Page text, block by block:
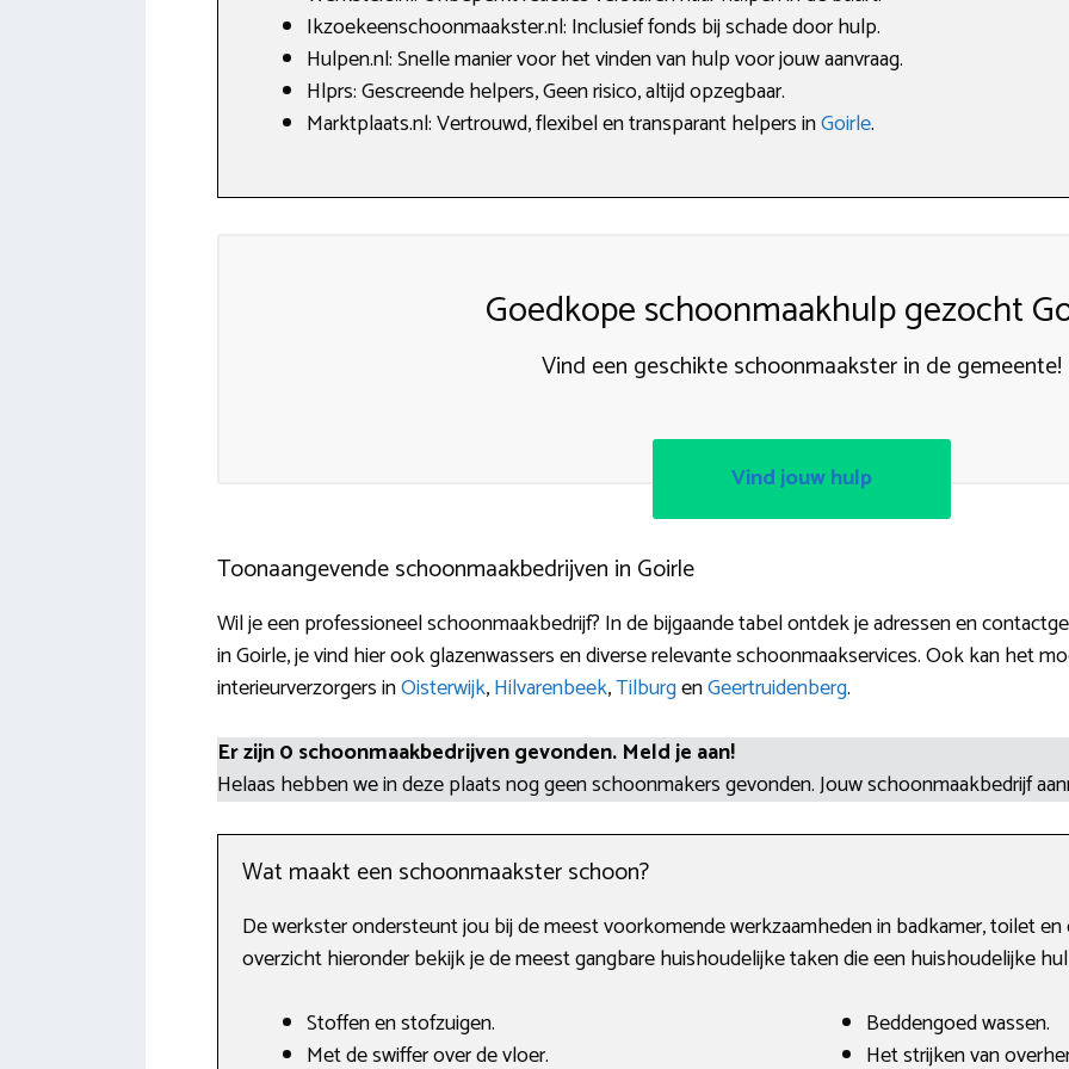
Ikzoekeenschoonmaakster.nl: Inclusief fonds bij schade door hulp.
Hulpen.nl: Snelle manier voor het vinden van hulp voor jouw aanvraag.
Hlprs: Gescreende helpers, Geen risico, altijd opzegbaar.
Marktplaats.nl: Vertrouwd, flexibel en transparant helpers inGoirle.
Goedkope schoonmaakhulp gezocht
Vind een geschikte schoonmaakster in de gemeente!
Vind jouw hulp
Toonaangevende schoonmaakbedrijven in Goirle
Wil je een professioneel schoonmaakbedrijf? In de bijgaande tabel ontdek je adressen en
in Goirle, je vind hier ook glazenwassers en diverse relevante schoonmaakservices. Ook kan het
interieurverzorgers inOisterwijk,Hilvarenbeek,TilburgenGeertruidenberg.
Er zijn 0 schoonmaakbedrijven gevonden. Meld je aan!
Helaas hebben we in deze plaats nog geen schoonmakers gevonden. Jouw schoonmaakbedrijf
Wat maakt een schoonmaakster schoon?
De werkster ondersteunt jou bij de meest voorkomende werkzaamheden in badkamer, toilet
overzicht hieronder bekijk je de meest gangbare huishoudelijke taken die een huishoudelijke
Stoffen en stofzuigen.
Met de swiffer over de vloer.
Beddengoed wassen.
Het strijken van